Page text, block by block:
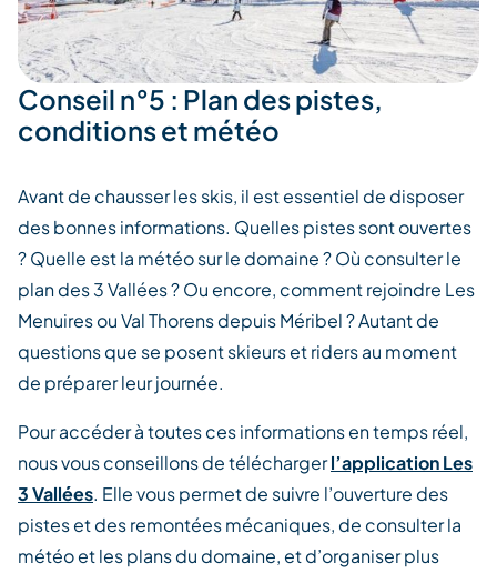
Conseil n°5 : Plan des pistes,
conditions et météo
Avant de chausser les skis, il est essentiel de disposer
des bonnes informations. Quelles pistes sont ouvertes
? Quelle est la météo sur le domaine ? Où consulter le
plan des 3 Vallées ? Ou encore, comment rejoindre Les
Menuires ou Val Thorens depuis Méribel ? Autant de
questions que se posent skieurs et riders au moment
de préparer leur journée.
Pour accéder à toutes ces informations en temps réel,
nous vous conseillons de téléchargerl’application Les
3 Vallées. Elle vous permet de suivre l’ouverture des
pistes et des remontées mécaniques, de consulter la
météo et les plans du domaine, et d’organiser plus